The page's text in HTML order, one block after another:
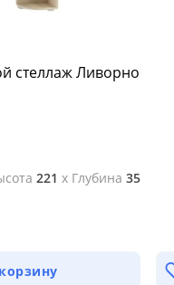
стеллаж Ливорно
221 x Глубина 35